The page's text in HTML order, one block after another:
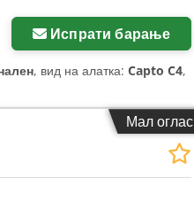
Испрати барање
, вид на алатка: Capto C4,
Мал оглас